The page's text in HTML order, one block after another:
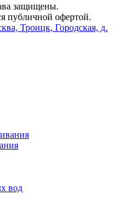
защищены.
публичной офертой.
Троицк, Городская, д.
вод